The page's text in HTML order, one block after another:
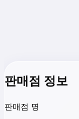
판매점 정보
판매점 명